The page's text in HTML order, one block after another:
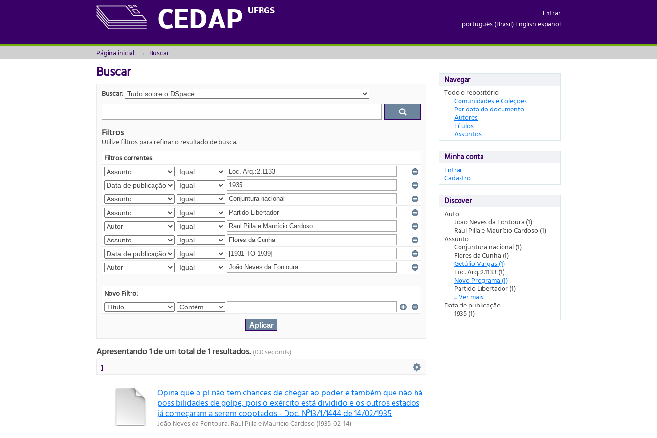
CEDAP UFRGS
Buscar
Entrar
português (Brasil)Englishespañol
Página inicial → Buscar
Buscar
Buscar:
Filtros
Utilize filtros para refinar o resultado de busca.
Filtros correntes:
Novo Filtro:
Apresentando 1 de um total de 1 resultados. (0.0 seconds)
1
Opina que o pl não tem chances de chegar ao poder e também que não há
possibilidades de golpe, pois o exército está dividido e os outros estados
já começaram a serem cooptados - Doc. Nº13/1/1444 de 14/02/1935
João Neves da Fontoura;Raul Pilla e Maurício Cardoso(1935-02-14)
Navegar
Todo o repositório
Comunidades e Coleções
Por data do documento
Autores
Títulos
Assuntos
Minha conta
Entrar
Cadastro
Discover
Autor
João Neves da Fontoura (1)
Raul Pilla e Maurício Cardoso (1)
Assunto
Conjuntura nacional (1)
Flores da Cunha (1)
Getúlio Vargas (1)
Loc. Arq.:2.1133 (1)
Novo Programa (1)
Partido Libertador (1)
... Ver mais
Data de publicação
1935 (1)